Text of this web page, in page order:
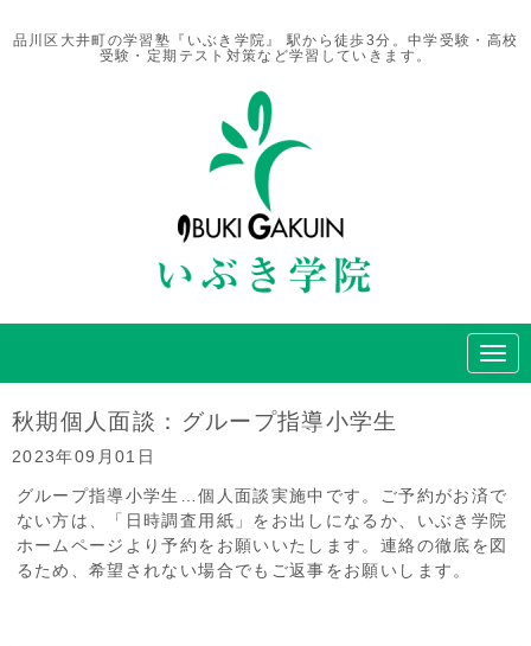
品川区大井町の学習塾『いぶき学院』 駅から徒歩3分。中学受験・高校
受験・定期テスト対策など学習していきます。
N
a
o
n
秋期個人面談：グループ指導小学生
2023年09月01日
グループ指導小学生…個人面談実施中です。ご予約がお済で
ない方は、「日時調査用紙」をお出しになるか、いぶき学院
ホームページより予約をお願いいたします。連絡の徹底を図
るため、希望されない場合でもご返事をお願いします。